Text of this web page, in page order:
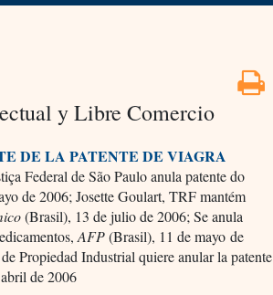
y Libre Comercio
DE LA PATENTE DE VIAGRA
Federal de São Paulo anula patente do
de 2006; Josette Goulart, TRF mantém
(Brasil), 13 de julio de 2006; Se anula
AFP(Brasil), 11 de mayo de
Propiedad Industrial quiere anular la patente
de 2006